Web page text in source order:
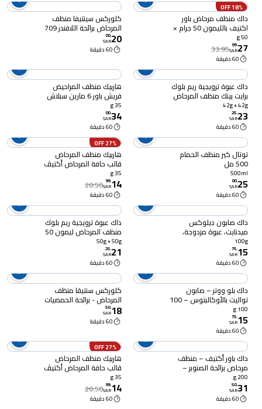
18% OFF
داك منظف مرحاض باور
اكتيف بالليمون 50 جرام ×
2 + 1 مجاناً
50 g
27
.
99
SAR
33.95
60 دقيقة
كلوركس سينتيفا منظف
المرحاض برائحة اللافندر 709
مل
20
.
00
SAR
60 دقيقة
داك عبوة ترويجية ريم بلوك
برايت بينك منظف المرحاض
المحيط 42 جرام
42g + 42g
23
.
25
SAR
60 دقيقة
هاربيك منظف المراحيض
فريش باور 6 مارين سبلاش
35 جرام × 2
35 g
34
.
00
SAR
60 دقيقة
توتال كير منظف الحمام
500 مل
500ml
25
.
00
SAR
60 دقيقة
27% OFF
هاربيك منظف المرحاض
قالب حافة المرحاض أكتيڤ
فريش برائحة الحمضيات
المتلألئة ، 35 جم
35 g
14
.
99
SAR
20.50
60 دقيقة
داك صابون ديلوكس
ميدنايت، عبوة مزدوجة،
100 جرام
100g
15
.
75
SAR
60 دقيقة
داك عبوة ترويجية ريم بلوك
منظف المرحاض ليمون 50
جرام + لافندر 50 جرام
50g + 50g
21
.
25
SAR
60 دقيقة
داك بلو ووتر – صابون
تواليت بالأوكالبتوس – 100
جرام
100 g
15
.
75
SAR
60 دقيقة
كلوركس سنتيقا منظف
المرحاض - برائحة الحمضيات
- 709 مل
18
.
50
SAR
60 دقيقة
داك باور أكتيف – منظف
مرحاض برائحة الصنوبر –
عبوة رباعية – 200 جرام
200 g
31
.
50
SAR
60 دقيقة
27% OFF
هاربيك منظف المرحاض
قالب حافة المرحاض أكتيڤ
فريش برائحة الزهور 35 جرام
35 g
14
.
99
SAR
20.50
60 دقيقة